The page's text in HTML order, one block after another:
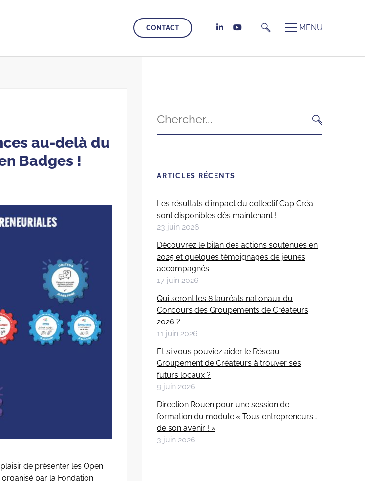
CONTACT
au-delà du
Badges !
de présenter les Open
par la Fondation
for:
CHERCHER
ARTICLES RÉCENTS
Les résultats d’impact du collectif Cap Créa
sont disponibles dès maintenant !
23 juin 2026
Découvrez le bilan des actions soutenues en
2025 et quelques témoignages de jeunes
accompagnés
17 juin 2026
Qui seront les 8 lauréats nationaux du
Concours des Groupements de Créateurs
2026 ?
11 juin 2026
Et si vous pouviez aider le Réseau
Groupement de Créateurs à trouver ses
futurs locaux ?
9 juin 2026
Direction Rouen pour une session de
formation du module « Tous entrepreneurs…
de son avenir ! »
3 juin 2026